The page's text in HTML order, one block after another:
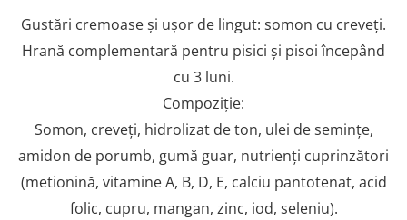
AFECTIUNI URINARE
IMUNITATE
AFECTIUNI OCULARE
AFECTIUNI URINARE
Gustări cremoase și ușor de lingut: somon cu creveți.
Hrană complementară pentru pisici și pisoi începând
cu 3 luni.
Compoziție:
Somon, creveți, hidrolizat de ton, ulei de semințe,
amidon de porumb, gumă guar, nutrienți cuprinzători
(metionină, vitamine A, B, D, E, calciu pantotenat, acid
folic, cupru, mangan, zinc, iod, seleniu).